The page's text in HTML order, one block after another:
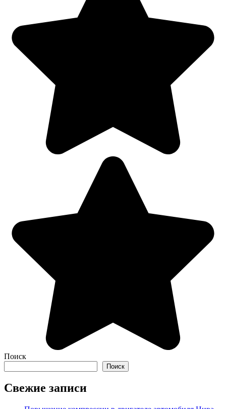
Поиск
Поиск
Свежие записи